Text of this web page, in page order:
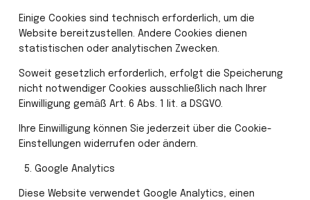
Einige Cookies sind technisch erforderlich, um die
Website bereitzustellen. Andere Cookies dienen
statistischen oder analytischen Zwecken.
Soweit gesetzlich erforderlich, erfolgt die Speicherung
nicht notwendiger Cookies ausschließlich nach Ihrer
Einwilligung gemäß Art. 6 Abs. 1 lit. a DSGVO.
Ihre Einwilligung können Sie jederzeit über die Cookie-
Einstellungen widerrufen oder ändern.
5.⁠ ⁠Google Analytics
Diese Website verwendet Google Analytics, einen